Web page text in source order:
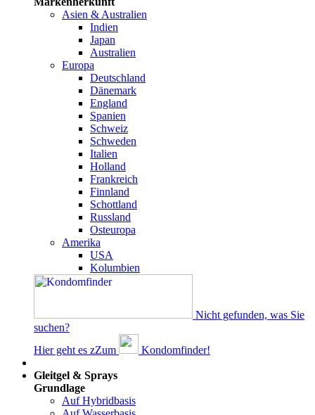
Asien & Australien
Indien
Japan
Australien
Europa
Deutschland
Dänemark
England
Spanien
Schweiz
Schweden
Italien
Holland
Frankreich
Finnland
Schottland
Russland
Osteuropa
Amerika
USA
Kolumbien
Nicht gefunden, was Sie
suchen?
Hier geht es zZum
Kondomfinder!
Gleitgel & Sprays
Grundlage
Auf Hybridbasis